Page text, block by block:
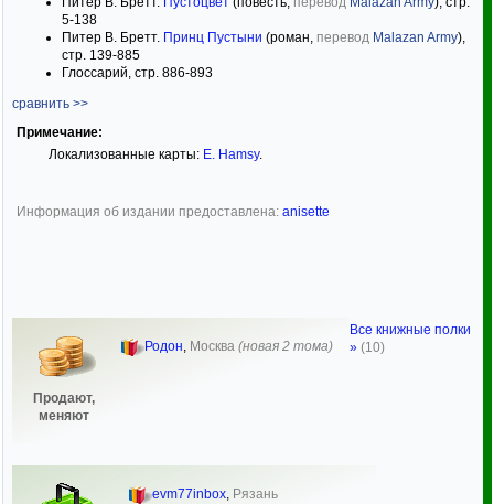
5-138
Питер В. Бретт. Принц Пустыни (роман, перевод Malazan Army),
стр. 139-885
Глоссарий, стр. 886-893
сравнить >>
Примечание:
Локализованные карты: Е. Hamsy.
Информация об издании предоставлена: anisette
Продают,
меняют
Родон, Москва (новая 2 тома)
evm77inbox, Рязань
Все книжные полки
» (10)